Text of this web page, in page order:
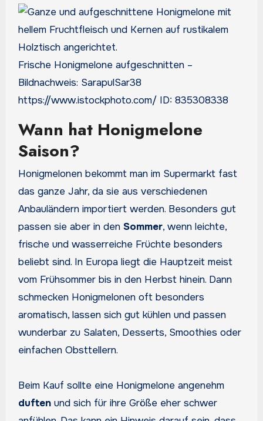
Frische Honigmelone aufgeschnitten –
Bildnachweis: SarapulSar38
https://www.istockphoto.com/ ID: 835308338
Wann hat Honigmelone
Saison?
Honigmelonen bekommt man im Supermarkt fast
das ganze Jahr, da sie aus verschiedenen
Anbauländern importiert werden. Besonders gut
passen sie aber in den Sommer, wenn leichte,
frische und wasserreiche Früchte besonders
beliebt sind. In Europa liegt die Hauptzeit meist
vom Frühsommer bis in den Herbst hinein. Dann
schmecken Honigmelonen oft besonders
aromatisch, lassen sich gut kühlen und passen
wunderbar zu Salaten, Desserts, Smoothies oder
einfachen Obsttellern.
Beim Kauf sollte eine Honigmelone angenehm
duftenund sich für ihre Größe eher schwer